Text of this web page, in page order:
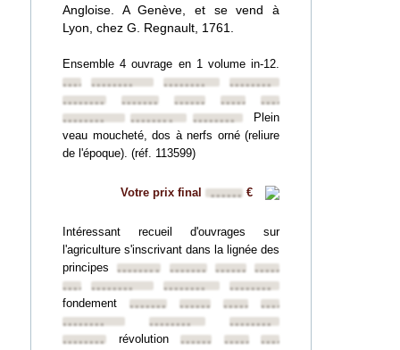
Angloise. A Genève, et se vend à
Lyon, chez G. Regnault, 1761.
Ensemble 4 ouvrage en 1 volume in-12.
•••••••••••••••• ••••••••
••••••••
••••••••
•••••••• •••••••• ••••••••••••••••
••••••••
•••••••• ••••••••
Plein
veau moucheté, dos à nerfs orné (reliure
de l'époque). (réf. 113599)
Votre prix final •••••• €
Intéressant recueil d'ouvrages sur
l'agriculture s'inscrivant dans la lignée des
principes•••••••• •••••••• ••••••••••••••••
•••••••••••••••• ••••••••
••••••••
fondement •••••••• •••••••• ••••••••••••••••
••••••••
••••••••
••••••••
•••••••• révolution •••••••• ••••••••••••••••